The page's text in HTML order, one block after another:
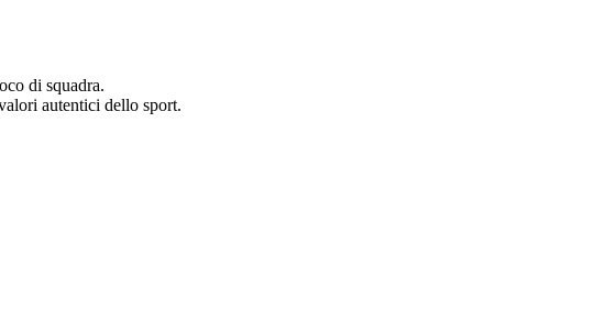
di squadra.
autentici dello sport.